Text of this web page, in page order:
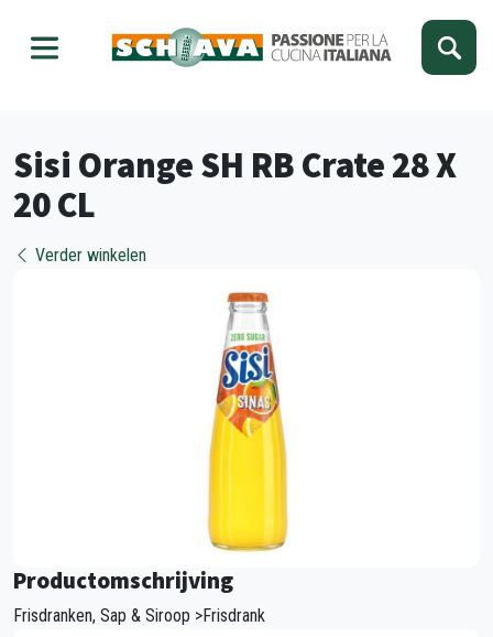
Sisi Orange SH RB Crate 28 X
20 CL
Verder winkelen
Productomschrijving
Frisdranken, Sap & Siroop >Frisdrank